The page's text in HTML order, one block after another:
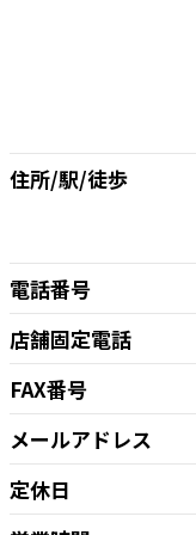
住所/駅/徒歩
電話番号
店舗固定電話
FAX番号
メールアドレス
定休日